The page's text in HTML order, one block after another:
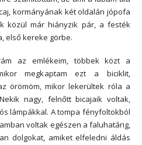
kormányának két oldalán jópofa
közül már hiányzik pár, a festék
első kereke görbe.
az emlékeim, többek közt a
megkaptam ezt a biciklit,
örömöm, mikor lekerültek róla a
nagy, felnőtt bicajaik voltak,
lámpákkal. A tompa fényfoltokból
voltak egészen a faluhatárig,
dolgokat, amiket elfeledni áldás